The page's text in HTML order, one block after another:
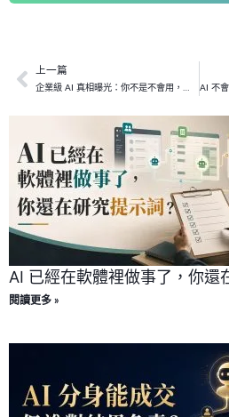
上一頁
上一篇
企業級 AI 真相曝光：你不是不會用，是用錯層級
AI 已經在軟體裡做事了，你還
閱讀更多 »